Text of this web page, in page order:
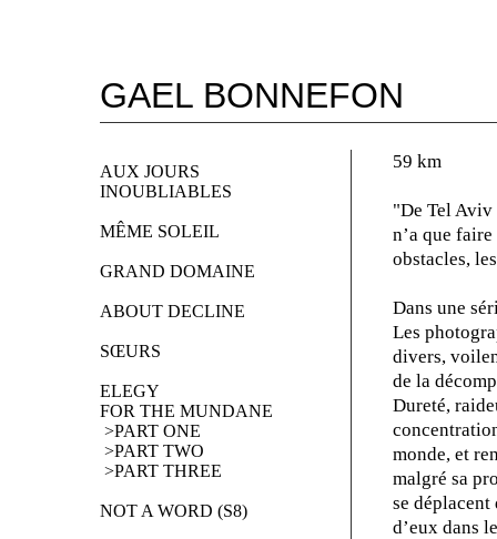
GAEL BONNEFON
AUX JOURS
INOUBLIABLES
MÊME SOLEIL
GRAND DOMAINE
ABOUT DECLINE
SŒURS
ELEGY
FOR THE MUNDANE
>PART ONE
>PART TWO
>PART THREE
NOT A WORD (S8)
59 km
"De Tel Aviv
n’a que
obstacles,
Dans une
Les
divers,
de la
Dureté,
monde, et
malgré sa
se déplacent
d’eux dans